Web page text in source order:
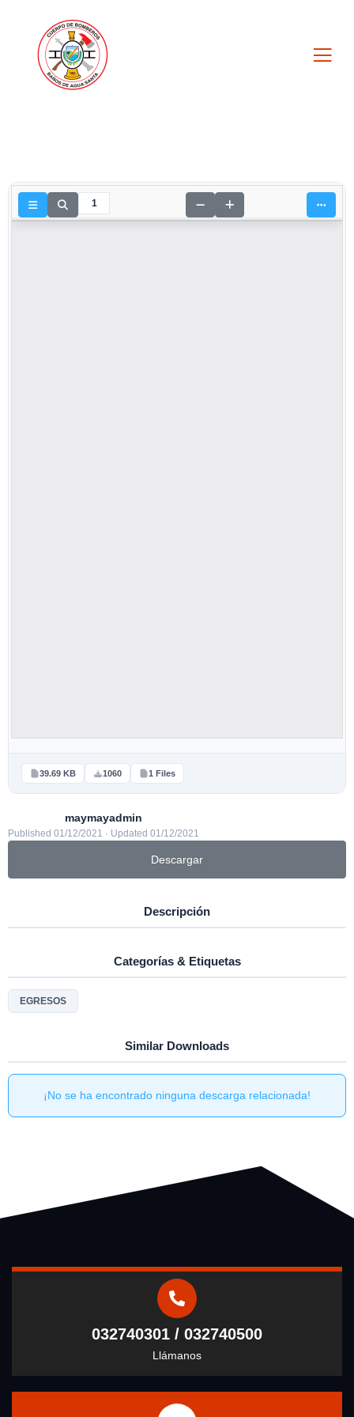
39.69 KB 1060 1 Files
maymayadmin
Published 01/12/2021 · Updated 01/12/2021
Descargar
Descripción
Categorías & Etiquetas
EGRESOS
Similar Downloads
¡No se ha encontrado ninguna descarga relacionada!
032740301 / 032740500
Llámanos